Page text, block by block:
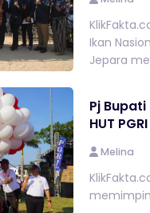
Ikan
Jepara
Pj
HUT
Melina